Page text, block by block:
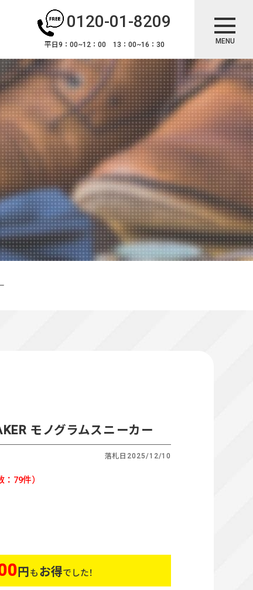
0120-01-8209
平日9：00~12：00 13：00~16：30 MENU
モノグラムスニーカー
落札日 2025/12/10
：79件）
円も お得でした！